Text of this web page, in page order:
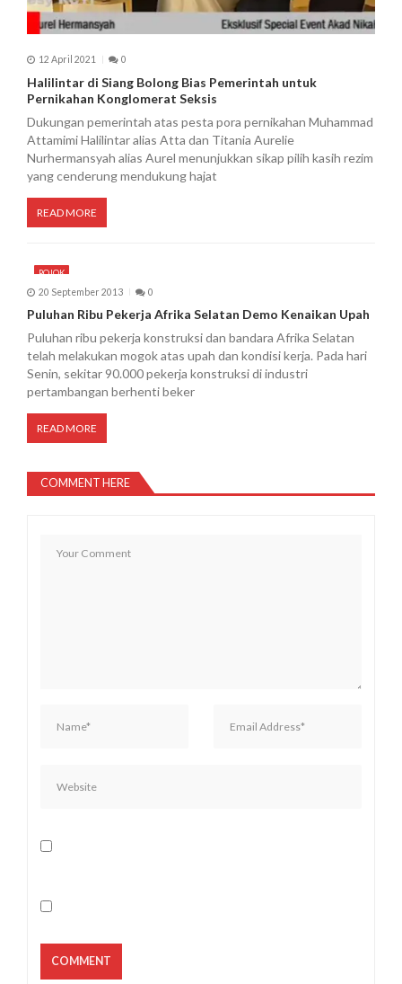
12 April 2021 0
Halilintar di Siang Bolong Bias Pemerintah untuk
Pernikahan Konglomerat Seksis
Dukungan pemerintah atas pesta pora pernikahan Muhammad
Attamimi Halilintar alias Atta dan Titania Aurelie
Nurhermansyah alias Aurel menunjukkan sikap pilih kasih rezim
yang cenderung mendukung hajat
READ MORE
POJOK
20 September 2013 0
Puluhan Ribu Pekerja Afrika Selatan Demo Kenaikan Upah
Puluhan ribu pekerja konstruksi dan bandara Afrika Selatan
telah melakukan mogok atas upah dan kondisi kerja. Pada hari
Senin, sekitar 90.000 pekerja konstruksi di industri
pertambangan berhenti beker
READ MORE
COMMENT HERE